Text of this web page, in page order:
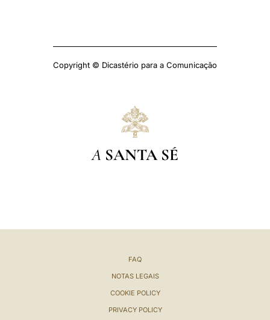
Copyright © Dicastério para a Comunicação
A SANTA SÉ
FAQ
NOTAS LEGAIS
COOKIE POLICY
PRIVACY POLICY